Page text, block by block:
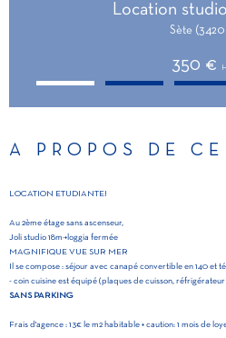
Location
Sète
350 €
A PROPOS DE CE
LOCATION ETUDIANTE!
Au 2ème étage sans ascenseur,
Joli studio 18m²+loggia fermée
MAGNIFIQUE VUE SUR MER
Il se compose : séjour avec canapé convertible en 140 et
- coin cuisine est équipé (plaques de cuisson, réfrigérateur
SANS PARKING
Frais d'agence : 13€ le m2 habitable + caution: 1 mois de